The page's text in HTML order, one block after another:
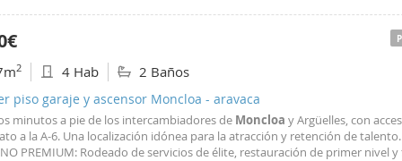
2 4 Hab 2 Baños
piso garaje y ascensor Moncloa - aravaca
minutos a pie de los intercambiadores de Moncloa y Argüelles, con
a la A-6. Una localización idónea para la atracción y retención de talento.
PREMIUM: Rodeado de servicios de élite, restauración de primer nivel